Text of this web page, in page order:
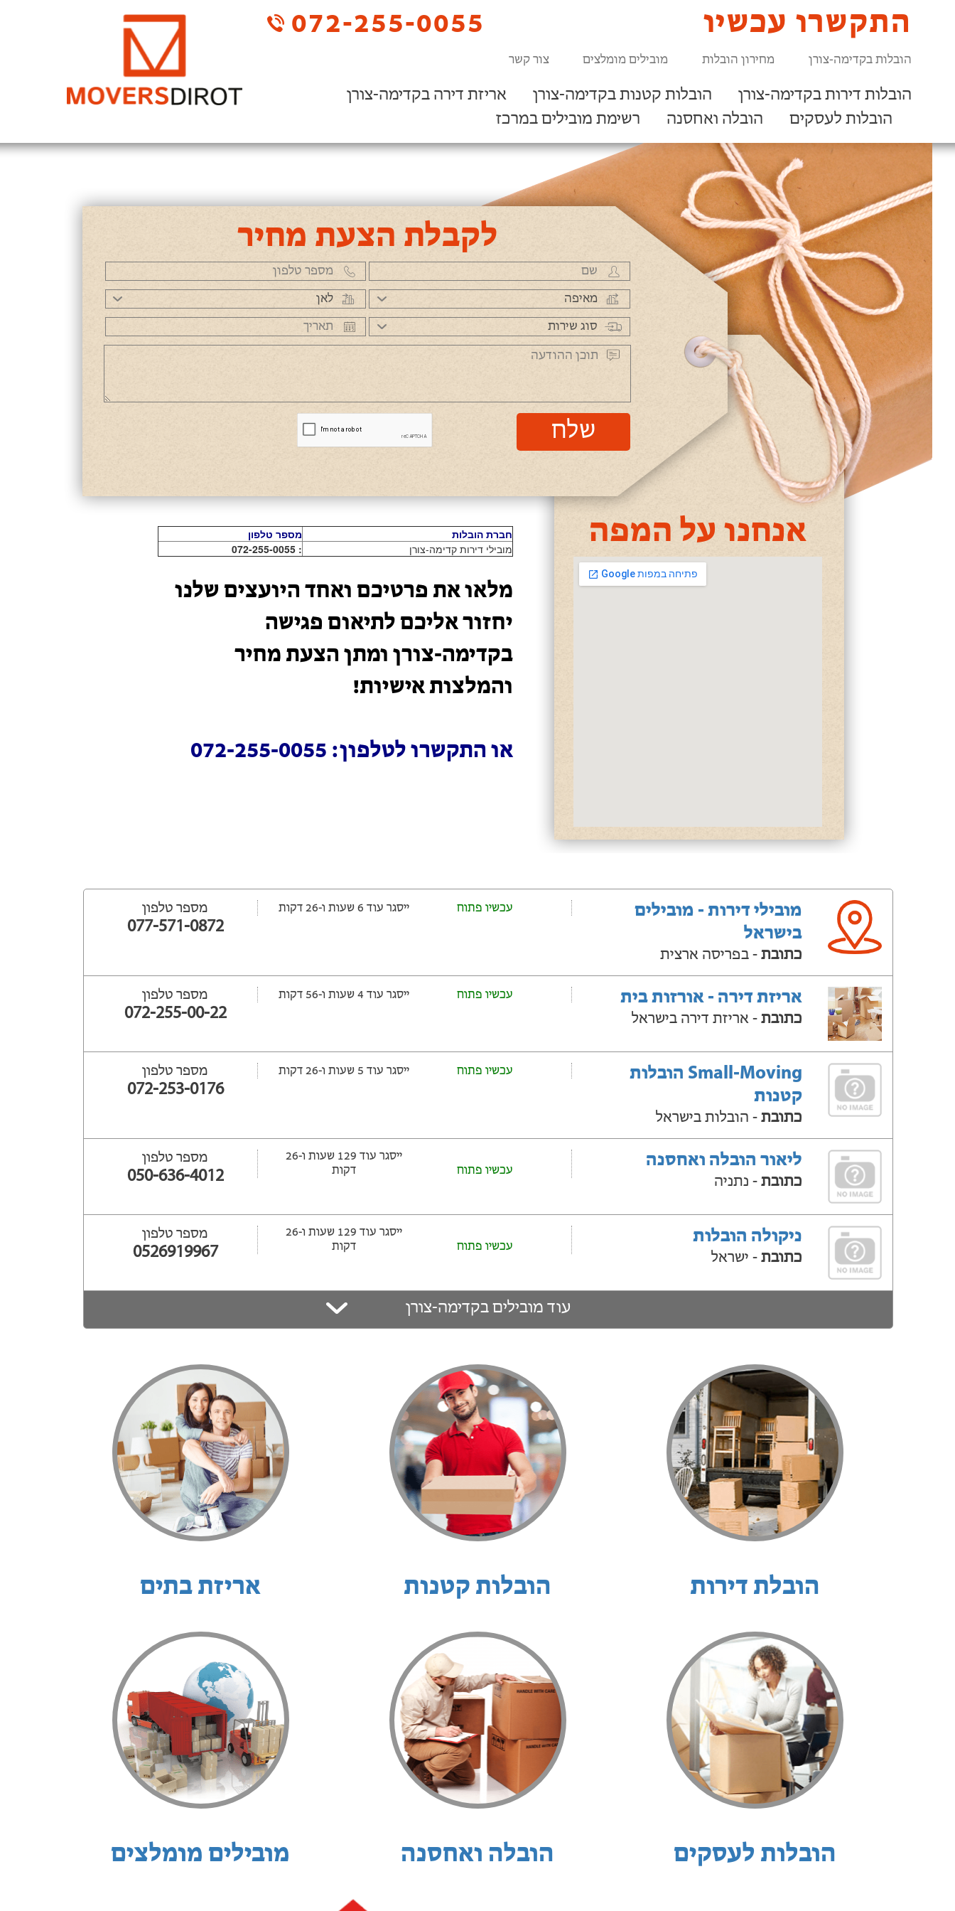
072-255-0055 התקשרו עכשיו
הובלות בקדימה-צורן מחירון הובלות מובילים מומלצים צור קשר
הובלות דירות בקדימה-צורן הובלות קטנות בקדימה-צורן
אריזת דירה בקדימה-צורן
הובלות לעסקים
הובלה ואחסנה רשימת מובילים במרכז
חברת הובלות
מספר טלפון
מובילי דירות קדימה-צורן
: 072-255-0055
מלאו את פרטיכם ואחד היועצים שלנו
יחזור אליכם לתיאום פגישה
בקדימה-צורן ומתן הצעת מחיר
והמלצות אישיות!
או התקשרו לטלפון: 072-255-0055
לקבלת הצעת מחיר
שלח
אנחנו על המפה
מובילי דירות - מובילים
בישראל
כתובת - בפריסה ארצית
עכשיו פתוח ייסגר עוד 6 שעות ‫ו-26 דקות מספר טלפון
077-571-0872
אריזת דירה - אורזות בית
כתובת - אריזת דירה בישראל
עכשיו פתוח ייסגר עוד 4 שעות ‫ו-56 דקות מספר טלפון
072-255-00-22
Small-Moving הובלות
קטנות
כתובת - הובלות בישראל
עכשיו פתוח ייסגר עוד 5 שעות ‫ו-26 דקות מספר טלפון
072-253-0176
ליאור הובלה ואחסנה
כתובת - נתניה
עכשיו פתוח
ייסגר עוד 129 שעות ‫ו-26
דקות
מספר טלפון
050-636-4012
ניקולה הובלות
כתובת - ישראל
עכשיו פתוח
ייסגר עוד 129 שעות ‫ו-26
דקות
מספר טלפון
0526919967
עוד מובילים בקדימה-צורן
אריזת בתים הובלות קטנות הובלת דירות
מובילים מומלצים הובלה ואחסנה הובלות לעסקים